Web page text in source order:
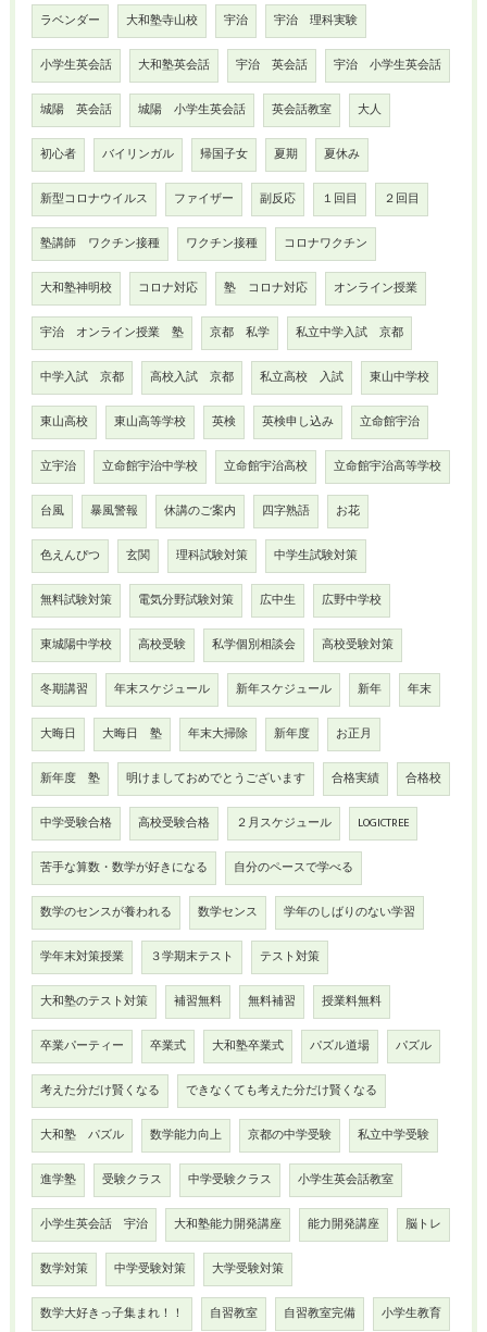
ラベンダー 大和塾寺山校 宇治 宇治 理科実験
小学生英会話 大和塾英会話 宇治 英会話 宇治 小学生英会話
城陽 英会話 城陽 小学生英会話 英会話教室 大人
初心者 バイリンガル 帰国子女 夏期 夏休み
新型コロナウイルス ファイザー 副反応 １回目 ２回目
塾講師 ワクチン接種 ワクチン接種 コロナワクチン
大和塾神明校 コロナ対応 塾 コロナ対応 オンライン授業
宇治 オンライン授業 塾 京都 私学 私立中学入試 京都
中学入試 京都 高校入試 京都 私立高校 入試 東山中学校
東山高校 東山高等学校 英検 英検申し込み 立命館宇治
立宇治 立命館宇治中学校 立命館宇治高校 立命館宇治高等学校
台風 暴風警報 休講のご案内 四字熟語 お花
色えんぴつ 玄関 理科試験対策 中学生試験対策
無料試験対策 電気分野試験対策 広中生 広野中学校
東城陽中学校 高校受験 私学個別相談会 高校受験対策
冬期講習 年末スケジュール 新年スケジュール 新年 年末
大晦日 大晦日 塾 年末大掃除 新年度 お正月
新年度 塾 明けましておめでとうございます 合格実績 合格校
中学受験合格 高校受験合格 ２月スケジュール LOGICTREE
苦手な算数・数学が好きになる 自分のペースで学べる
数学のセンスが養われる 数学センス 学年のしばりのない学習
学年末対策授業 ３学期末テスト テスト対策
大和塾のテスト対策 補習無料 無料補習 授業料無料
卒業パーティー 卒業式 大和塾卒業式 パズル道場 パズル
考えた分だけ賢くなる できなくても考えた分だけ賢くなる
大和塾 パズル 数学能力向上 京都の中学受験 私立中学受験
進学塾 受験クラス 中学受験クラス 小学生英会話教室
小学生英会話 宇治 大和塾能力開発講座 能力開発講座 脳トレ
数学対策 中学受験対策 大学受験対策
数学大好きっ子集まれ！！ 自習教室 自習教室完備 小学生教育